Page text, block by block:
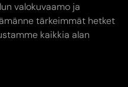
valokuvaamo ja
tärkeimmät hetket
kaikkia alan